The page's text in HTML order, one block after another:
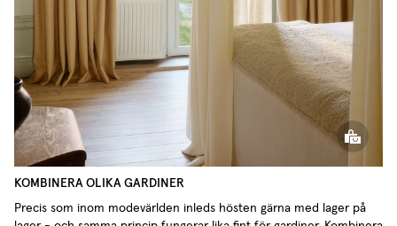
Vävd Linnegardin
KOMBINERA OLIKA GARDINER
Precis som inom modevärlden inleds hösten gärna med lager på